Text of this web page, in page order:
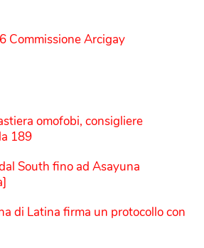
Commissione Arcigay
omofobi, consigliere
189
South fino ad Asayuna
di Latina firma un protocollo con